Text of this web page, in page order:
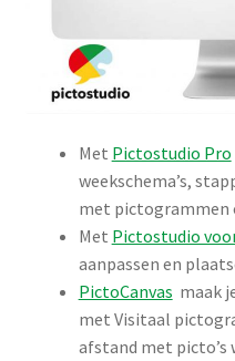
Met Pictostudio Pro
weekschema’s,
met pictogrammen
Met Pictostudio
aanpassen en
PictoCanvas maak
met Visitaal
afstand met picto’s